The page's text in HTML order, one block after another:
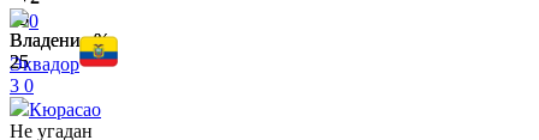
75
Владение %
25
75
Владение %
25
0
Эквадор
3 0
Кюрасао
Не угадан